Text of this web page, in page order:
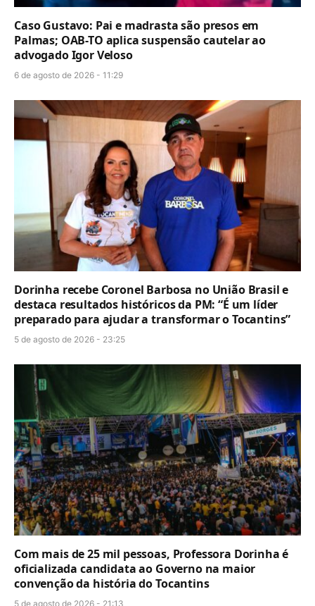
Caso Gustavo: Pai e madrasta são presos em
Palmas; OAB-TO aplica suspensão cautelar ao
advogado Igor Veloso
6 de agosto de 2026 - 11:29
Dorinha recebe Coronel Barbosa no União Brasil e
destaca resultados históricos da PM: “É um líder
preparado para ajudar a transformar o Tocantins”
5 de agosto de 2026 - 23:25
Com mais de 25 mil pessoas, Professora Dorinha é
oficializada candidata ao Governo na maior
convenção da história do Tocantins
5 de agosto de 2026 - 21:13